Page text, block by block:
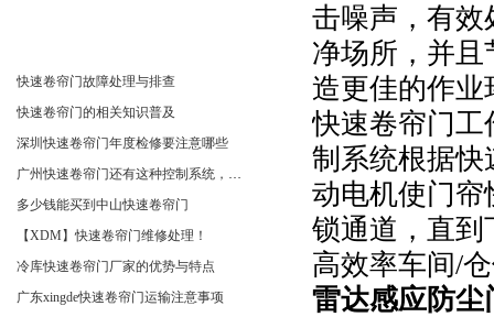
击噪声，有
净场所，并
造更佳的作业
快速卷帘门工
制系统根据快
动电机使门帘
锁通道，直到
高效率车间/
雷达感应防尘
快速卷帘门故障处理与排查
快速卷帘门的相关知识普及
深圳快速卷帘门年度检修要注意哪些
广州快速卷帘门还有这种控制系统，您知道吗？
多少钱能买到中山快速卷帘门
【XDM】快速卷帘门维修处理！
冷库快速卷帘门厂家的优势与特点
广东xingde快速卷帘门运输注意事项